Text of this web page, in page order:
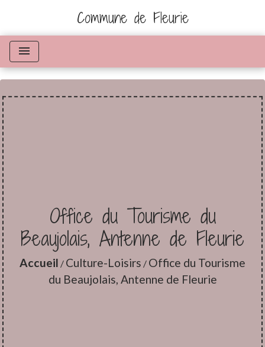
Commune de Fleurie
menu
Office du Tourisme du
Beaujolais, Antenne de Fleurie
Accueil / Culture-Loisirs / Office du Tourisme
du Beaujolais, Antenne de Fleurie